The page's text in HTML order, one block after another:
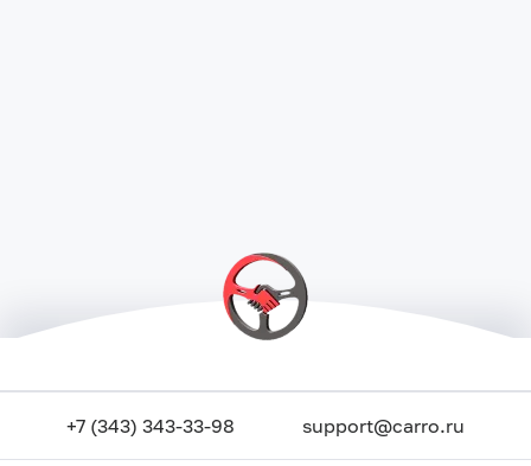
+7 (343) 343-33-98 support@carro.ru